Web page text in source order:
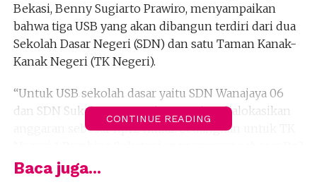
Bekasi, Benny Sugiarto Prawiro, menyampaikan
bahwa tiga USB yang akan dibangun terdiri dari dua
Sekolah Dasar Negeri (SDN) dan satu Taman Kanak-
Kanak Negeri (TK Negeri).
“Untuk USB sekolah dasar yaitu SDN Wanajaya 06
dan SDN Sukajaya 05, masing-masing dialokasikan
anggaran sebesar Rp12 miliar. Sedangkan untuk TK
miliar,” ujar Benny pada Minggu (9/3/2025).
CONTINUE READING
Baca juga...